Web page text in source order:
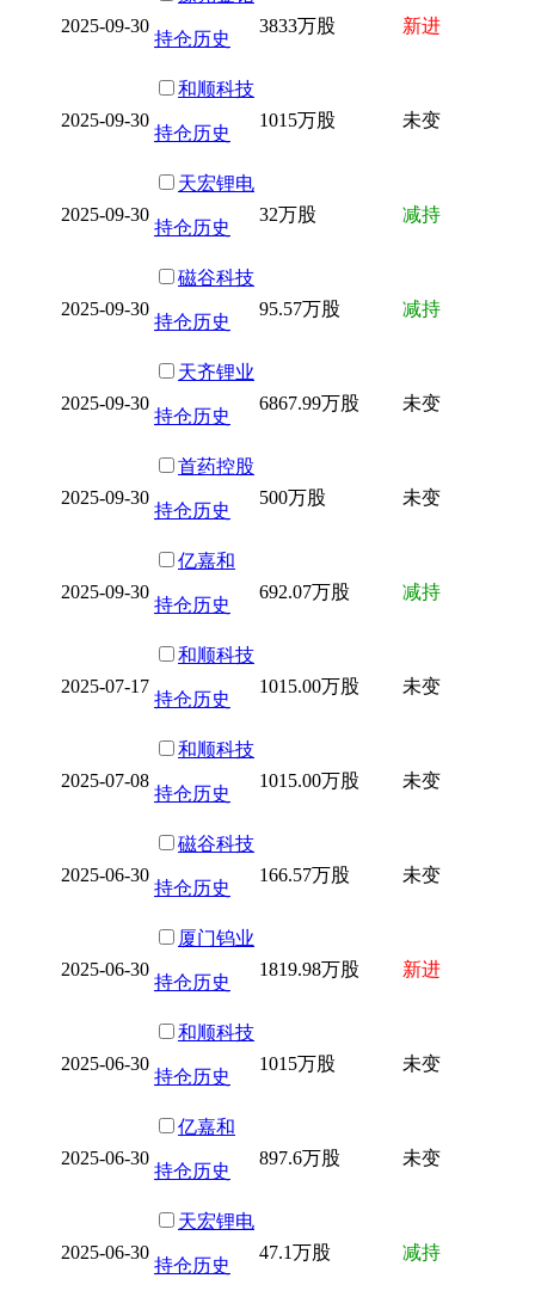
2025-09-30
持仓历史
3833万股 新进
2025-09-30
和顺科技
持仓历史
1015万股 未变
2025-09-30
天宏锂电
持仓历史
32万股 减持
2025-09-30
磁谷科技
持仓历史
95.57万股 减持
2025-09-30
天齐锂业
持仓历史
6867.99万股 未变
2025-09-30
首药控股
持仓历史
500万股 未变
2025-09-30
亿嘉和
持仓历史
692.07万股 减持
2025-07-17
和顺科技
持仓历史
1015.00万股 未变
2025-07-08
和顺科技
持仓历史
1015.00万股 未变
2025-06-30
磁谷科技
持仓历史
166.57万股 未变
2025-06-30
厦门钨业
持仓历史
1819.98万股 新进
2025-06-30
和顺科技
持仓历史
1015万股 未变
2025-06-30
亿嘉和
持仓历史
897.6万股 未变
2025-06-30
天宏锂电
持仓历史
47.1万股 减持